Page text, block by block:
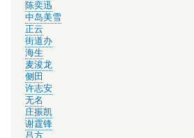
陈奕迅
中岛美雪
正云
街道办
海生
麦浚龙
侧田
许志安
无名
庄振凯
谢霆锋